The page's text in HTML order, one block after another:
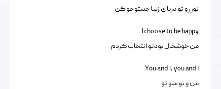
نور رو تو دریا ی زیبا جستوجو کن
I choose to be happy
من خوشحال بودنو انتخاب کردم
You and I, you and I
من و تو منو تو